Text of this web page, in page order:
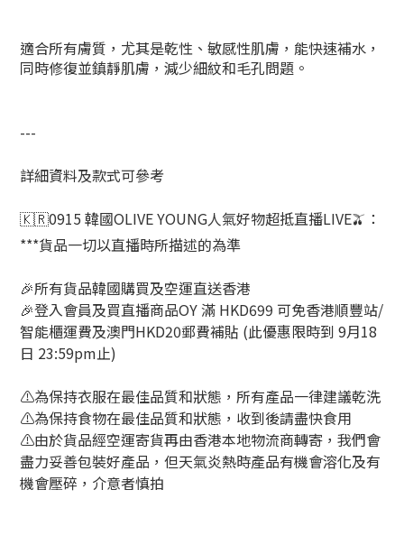
適合所有膚質，尤其是乾性、敏感性肌膚，能快速補水，
同時修復並鎮靜肌膚，減少細紋和毛孔問題。
---
詳細資料及款式可參考
🇰🇷0915 韓國OLIVE YOUNG人氣好物超抵直播LIVE🫒：
***貨品一切以直播時所描述的為準
🎉所有貨品韓國購買及空運直送香港
🎉登入會員及買直播商品OY 滿 HKD699 可免香港順豐站/
智能櫃運費及澳門HKD20郵費補貼 (此優惠限時到 9月18
日 23:59pm止)
⚠️為保持衣服在最佳品質和狀態，所有產品一律建議乾洗
⚠️為保持食物在最佳品質和狀態，收到後請盡快食用
⚠️由於貨品經空運寄貨再由香港本地物流商轉寄，我們會
盡力妥善包裝好產品，但天氣炎熱時產品有機會溶化及有
機會壓碎，介意者慎拍